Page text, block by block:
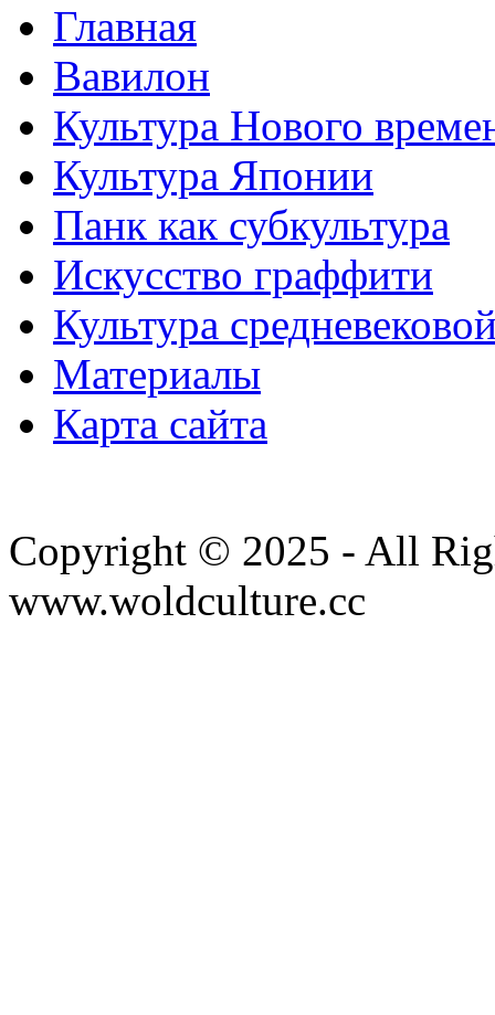
Главная
Вавилон
Культура Нового
Культура Японии
Панк как субкультура
Искусство граффити
Культура
Материалы
Карта сайта
Copyright © 2025 - All
www.woldculture.cc